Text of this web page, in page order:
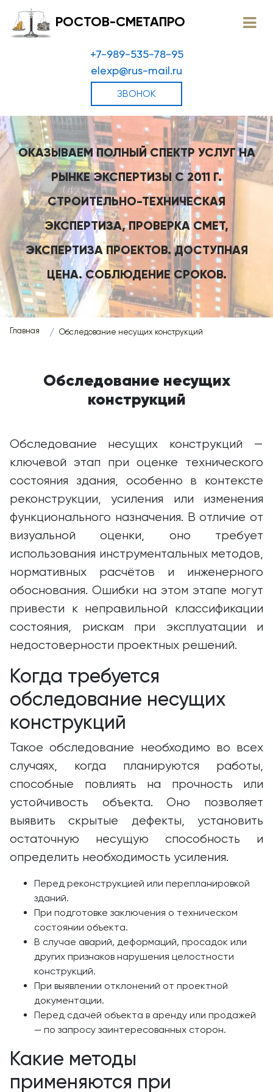
РОСТОВ-СМЕТАПРО
+7-989-535-78-95
elexp@rus-mail.ru
ЗВОНОК
ОКАЗЫВАЕМ ПОЛНЫЙ СПЕКТР УСЛУГ НА
РЫНКЕ ЭКСПЕРТИЗЫ С 2011 Г.
СТРОИТЕЛЬНО-ТЕХНИЧЕСКАЯ
ЭКСПЕРТИЗА, ПРОВЕРКА СМЕТ,
ЭКСПЕРТИЗА ПРОЕКТОВ. ДОСТУПНАЯ
ЦЕНА. СОБЛЮДЕНИЕ СРОКОВ.
Главная Обследование несущих конструкций
Обследование несущих
конструкций
Обследование несущих конструкций —
ключевой этап при оценке технического
состояния здания, особенно в контексте
реконструкции, усиления или изменения
функционального назначения. В отличие от
визуальной оценки, оно требует
использования инструментальных методов,
нормативных расчётов и инженерного
обоснования. Ошибки на этом этапе могут
привести к неправильной классификации
состояния, рискам при эксплуатации и
недостоверности проектных решений.
Когда требуется
обследование несущих
конструкций
Такое обследование необходимо во всех
случаях, когда планируются работы,
способные повлиять на прочность или
устойчивость объекта. Оно позволяет
выявить скрытые дефекты, установить
остаточную несущую способность и
определить необходимость усиления.
Перед реконструкцией или перепланировкой
зданий.
При подготовке заключения о техническом
состоянии объекта.
В случае аварий, деформаций, просадок или
других признаков нарушения целостности
конструкций.
При выявлении отклонений от проектной
документации.
Перед сдачей объекта в аренду или продажей
— по запросу заинтересованных сторон.
Какие методы
применяются при